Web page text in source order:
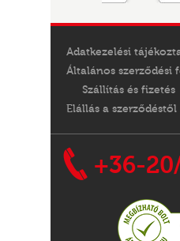
Adatkezelési
Általános szerződési
Szállítás és fizetés
Elállás a szerződéstől
+36-